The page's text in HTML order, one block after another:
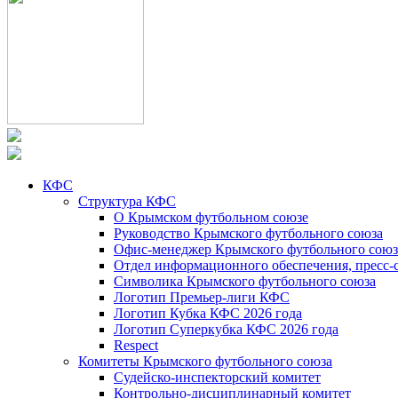
КФС
Структура КФС
О Крымском футбольном союзе
Руководство Крымского футбольного союза
Офис-менеджер Крымского футбольного
Отдел информационного обеспечения, пресс-
Символика Крымского футбольного союза
Логотип Премьер-лиги КФС
Логотип Кубка КФС 2026 года
Логотип Суперкубка КФС 2026 года
Respect
Комитеты Крымского футбольного союза
Судейско-инспекторский комитет
Контрольно-дисциплинарный комитет